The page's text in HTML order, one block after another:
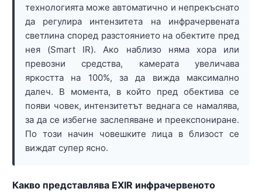
технологията може автоматично и непрекъснато
да регулира интензитета на инфрачервената
светлина според разстоянието на обектите пред
нея (Smart IR). Ако наблизо няма хора или
превозни средства, камерата увеличава
яркостта на 100%, за да вижда максимално
далеч. В момента, в който пред обектива се
появи човек, интензитетът веднага се намалява,
за да се избегне заслепяване и преекспониране.
По този начин човешките лица в близост се
виждат супер ясно.
Какво представлява EXIR инфрачервеното